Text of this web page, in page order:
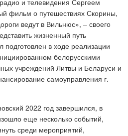
и телевидения Сергеем
фильм о путешествиях Скорины,
ведут в Вильнюс», – своего
жизненный путь
в ходе реализации
белорусскими
учреждений Литвы и Беларуси и
самоуправления г.
2022 год завершился, в
еще несколько событий,
среди мероприятий,